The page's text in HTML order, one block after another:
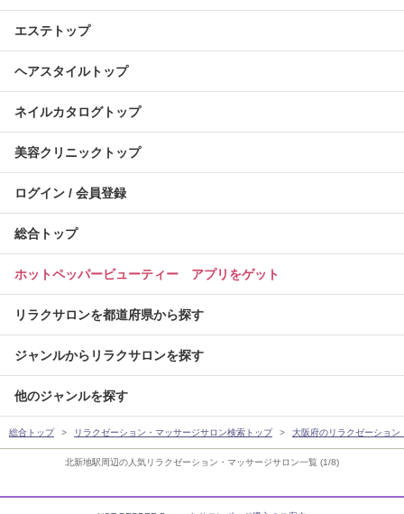
北新地駅周辺の人気リラクゼーション・マッサージサロン一覧 (1/8)
エステトップ
ヘアスタイルトップ
ネイルカタログトップ
美容クリニックトップ
ログイン / 会員登録
総合トップ
ホットペッパービューティー アプリをゲット
リラクサロンを都道府県から探す
ジャンルからリラクサロンを探す
他のジャンルを探す
総合トップ リラクゼーション・マッサージサロン検索トップ 大阪府のリラクゼーション